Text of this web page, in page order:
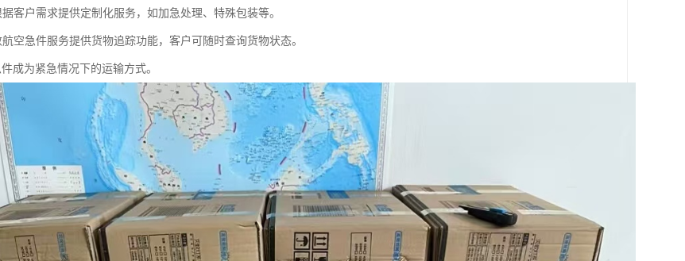
客户需求提供定制化服务，如加急处理、特殊包装等。
空急件服务提供货物追踪功能，客户可随时查询货物状态。
成为紧急情况下的运输方式。